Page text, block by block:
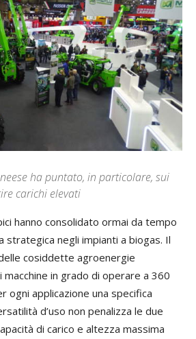
ha puntato, in particolare, sui
carichi elevati
hanno consolidato ormai da tempo
strategica negli impianti a biogas. Il
cosiddette agroenergie
in grado di operare a 360
ogni applicazione una specifica
d’uso non penalizza le due
di carico e altezza massima